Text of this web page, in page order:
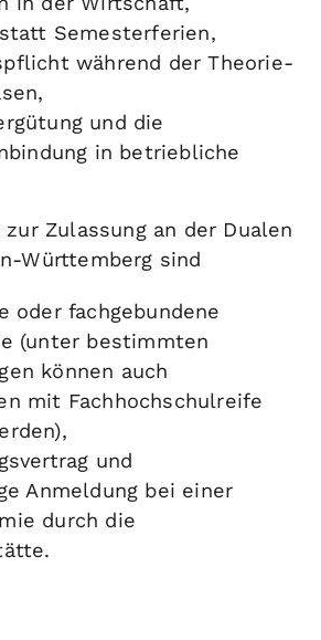
Semesterferien,
während der Theorie-
und die
in betriebliche
zur Zulassung an der Dualen
Württemberg sind
oder fachgebundene
(unter bestimmten
können auch
mit Fachhochschulreife
und
Anmeldung bei einer
durch die